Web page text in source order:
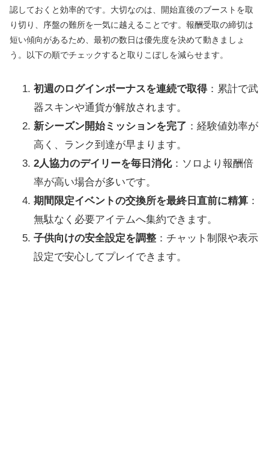
認しておくと効率的です。大切なのは、開始直後のブーストを取
り切り、序盤の難所を一気に越えることです。報酬受取の締切は
短い傾向があるため、最初の数日は優先度を決めて動きましょ
う。以下の順でチェックすると取りこぼしを減らせます。
初週のログインボーナスを連続で取得：累計で武
器スキンや通貨が解放されます。
新シーズン開始ミッションを完了 ：経験値効率が
高く、ランク到達が早まります。
2人協力のデイリーを毎日消化：ソロより報酬倍
率が高い場合が多いです。
期間限定イベントの交換所を最終日直前に精算 ：
無駄なく必要アイテムへ集約できます。
子供向けの安全設定を調整 ：チャット制限や表示
設定で安心してプレイできます。